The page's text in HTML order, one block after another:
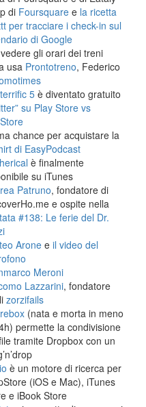
di Foursquare e la ricetta
per tracciare i check-in sul
di Google
gli orari dei treni
usa Prontotreno, Federico
5 è diventato gratuito
su Play Store vs
chance per acquistare la
di EasyPodcast
è finalmente
su iTunes
Patruno, fondatore di
e ospite nella
#138: Le ferie del Dr.
Aroneeil video del
Meroni
Lazzarini, fondatore
zorzifails
(nata e morta in meno
permette la condivisione
tramite Dropbox con un
è un motore di ricerca per
(iOS e Mac), iTunes
e iBook Store